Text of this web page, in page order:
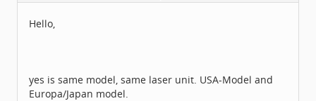
Homepage:
Gardi.de
Dabei seit:
Hello,
yes is same model, same laser unit. USA-Model and
Europa/Japan model.